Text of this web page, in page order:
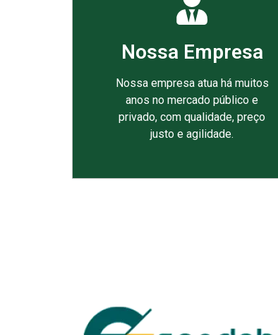
Nossa Empresa
Nossa empresa atua há muitos
anos no mercado público e
privado, com qualidade, preço
justo e agilidade.